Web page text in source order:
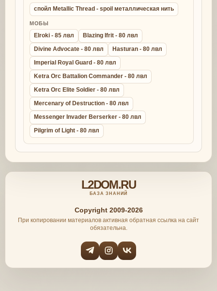
спойл Metallic Thread - spoil металлическая нить
МОБЫ
Elroki - 85 лвл
Blazing Ifrit - 80 лвл
Divine Advocate - 80 лвл
Hasturan - 80 лвл
Imperial Royal Guard - 80 лвл
Ketra Orc Battalion Commander - 80 лвл
Ketra Orc Elite Soldier - 80 лвл
Mercenary of Destruction - 80 лвл
Messenger Invader Berserker - 80 лвл
Pilgrim of Light - 80 лвл
L2DOM.RU
БАЗА ЗНАНИЙ
Copyright 2009-2026
При копировании материалов активная обратная ссылка на сайт
обязательна.